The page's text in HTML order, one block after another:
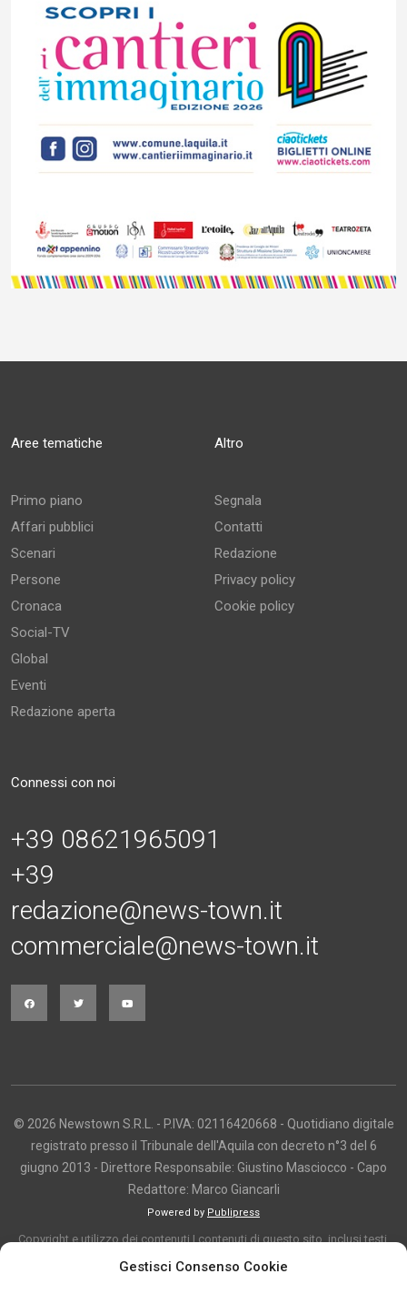
Gestisci Consenso Cookie
Aree tematiche
Primo piano
Affari pubblici
Scenari
Persone
Cronaca
Social-TV
Global
Eventi
Redazione aperta
Altro
Segnala
Contatti
Redazione
Privacy policy
Cookie policy
Connessi con noi
+39 08621965091
+39
redazione@news-town.it
commerciale@news-town.it
© 2026 Newstown S.R.L. - P.IVA: 02116420668 - Quotidiano digitale
registrato presso il Tribunale dell'Aquila con decreto n°3 del 6
giugno 2013 - Direttore Responsabile: Giustino Masciocco - Capo
Redattore: Marco Giancarli
Powered by Publipress
Copyright e utilizzo dei contenuti I contenuti di questo sito, inclusi testi,
articoli, immagini, fotografie, video e grafica, sono protetti da copyright e